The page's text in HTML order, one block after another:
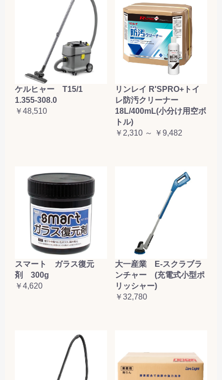
ケルヒャー T15/1
1.355-308.0
￥48,510
リンレイ R'SPRO+トイ
レ防汚クリーナー
18L/400mL(小分け用空ボ
トル)
￥2,310 ～ ￥9,482
スマート ガラス復元
剤 300g
￥4,620
大一産業 E-スクラブラ
ンチャー (充電式小型ポ
リッシャー)
￥32,780